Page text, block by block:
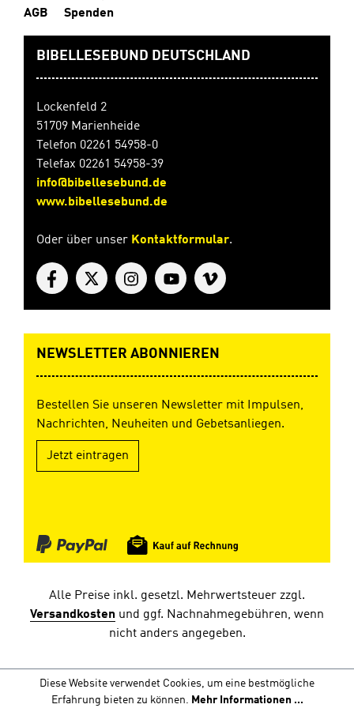
AGB
Spenden
BIBELLESEBUND DEUTSCHLAND
Lockenfeld 2
51709 Marienheide
Telefon 02261 54958-0
Telefax 02261 54958-39
info@bibellesebund.de
www.bibellesebund.de
Oder über unser Kontaktformular.
NEWSLETTER ABONNIEREN
Bestellen Sie unseren Newsletter mit Impulsen,
Nachrichten, Neuheiten und Gebetsanliegen.
Jetzt eintragen
Alle Preise inkl. gesetzl. Mehrwertsteuer zzgl.
Versandkosten und ggf. Nachnahmegebühren, wenn
nicht anders angegeben.
Diese Website verwendet Cookies, um eine bestmögliche
Erfahrung bieten zu können. Mehr Informationen ...